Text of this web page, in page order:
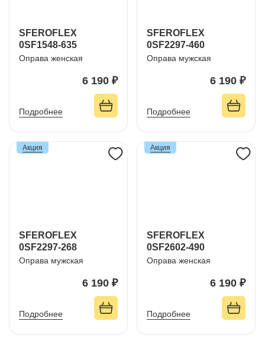
SFEROFLEX
0SF1548-635
Оправа женская
6 190 ₽
Подробнее
SFEROFLEX
0SF2297-460
Оправа мужская
6 190 ₽
Подробнее
SFEROFLEX
0SF2297-268
Оправа мужская
6 190 ₽
Подробнее
Акция
SFEROFLEX
0SF2602-490
Оправа женская
6 190 ₽
Подробнее
Акция